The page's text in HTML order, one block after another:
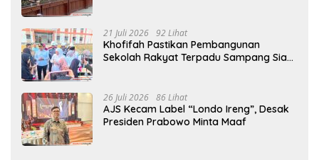
21 Juli 2026 92 Lihat
Khofifah Pastikan Pembangunan
Sekolah Rakyat Terpadu Sampang Siap
26 Juli 2026 86 Lihat
AJS Kecam Label “Londo Ireng”, Desak
Presiden Prabowo Minta Maaf